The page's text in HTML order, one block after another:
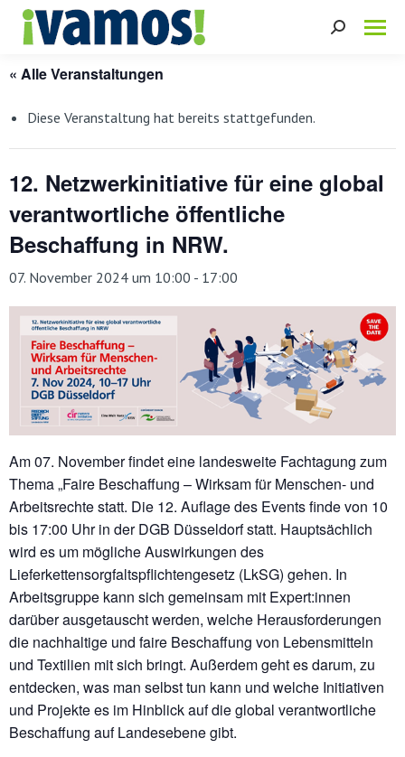
Search:
« Alle Veranstaltungen
Diese Veranstaltung hat bereits stattgefunden.
12. Netzwerkinitiative für eine global
verantwortliche öffentliche
Beschaffung in NRW.
07. November 2024 um 10:00 - 17:00
Am 07. November findet eine landesweite Fachtagung zum
Thema „Faire Beschaffung – Wirksam für Menschen- und
Arbeitsrechte statt. Die 12. Auflage des Events finde von 10
bis 17:00 Uhr in der DGB Düsseldorf statt. Hauptsächlich
wird es um mögliche Auswirkungen des
Lieferkettensorgfaltspflichtengesetz (LkSG) gehen. In
Arbeitsgruppe kann sich gemeinsam mit Expert:innen
darüber ausgetauscht werden, welche Herausforderungen
die nachhaltige und faire Beschaffung von Lebensmitteln
und Textilien mit sich bringt. Außerdem geht es darum, zu
entdecken, was man selbst tun kann und welche Initiativen
und Projekte es im Hinblick auf die global verantwortliche
Beschaffung auf Landesebene gibt.